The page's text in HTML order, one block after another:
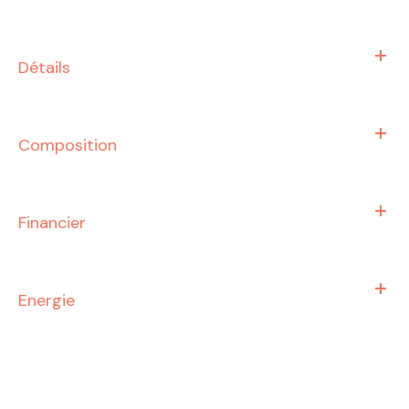
Détails
Composition
Financier
Energie